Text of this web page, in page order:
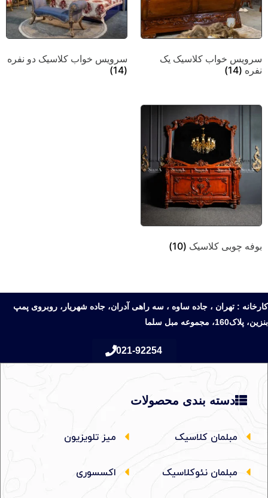
سرویس خواب کلاسیک یک
نفره (14)
سرویس خواب کلاسیک دو نفره
(14)
بوفه چوبی کلاسیک (10)
کارخانه : تهران ، جاده ساوه ، سه راهی آدران، جاده شهریار، روبروی پمپ
بنزین، پلاک160، مجموعه مبل سلما
021-92254
دسته بندی محصولات
مبلمان کلاسیک
مبلمان نئوکلاسیک
میز تلویزیون
اکسسوری